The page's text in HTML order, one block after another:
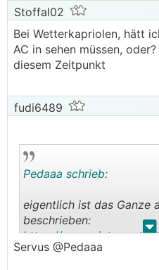
Stoffal02
Bei Wetterkapriolen, hätt
AC in sehen müssen,
diesem Zeitpunkt
fudi6489
. .
Pedaaa schrieb:
eigentlich ist das Ganze
beschrieben:
https://
solaredge
Servus @Pedaaa